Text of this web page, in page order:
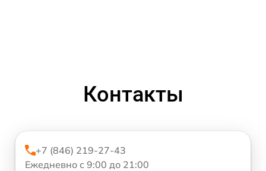
Контакты
+7 (846) 219-27-43
Ежедневно с 9:00 до 21:00